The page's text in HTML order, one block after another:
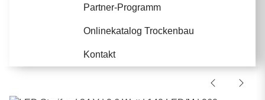
Partner-Programm
Onlinekatalog Trockenbau
Kontakt